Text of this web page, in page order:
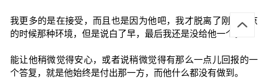
我更多的是在接受，而且也是因为他吧，我才脱离了刚来北京
的时候那种环境，但是说白了早，最后我还是没给他一个。
能让他稍微觉得安心，或者说稍微觉得有那么一点儿回报的一
个答复，就是他始终是付出那一方，而他什么都没有做到。